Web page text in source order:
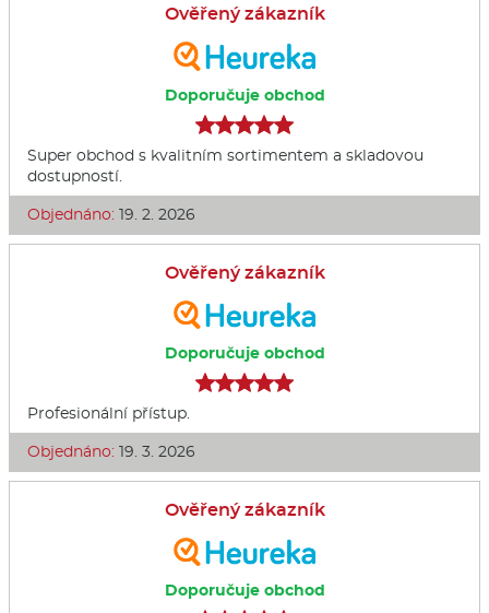
Ověřený zákazník
Doporučuje obchod
Super obchod s kvalitním sortimentem a skladovou
dostupností.
Objednáno: 19. 2. 2026
Ověřený zákazník
Doporučuje obchod
Profesionální přístup.
Objednáno: 19. 3. 2026
Ověřený zákazník
Doporučuje obchod